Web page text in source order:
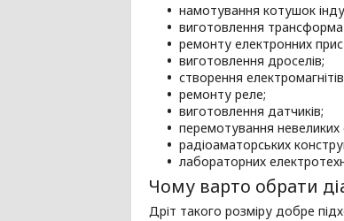
намотування котушок
виготовлення
ремонту електронних
виготовлення дроселів;
створення
ремонту реле;
виготовлення датчиків;
перемотування невеликих
радіоаматорських
лабораторних
Чому варто обрати
Дріт такого розміру добре